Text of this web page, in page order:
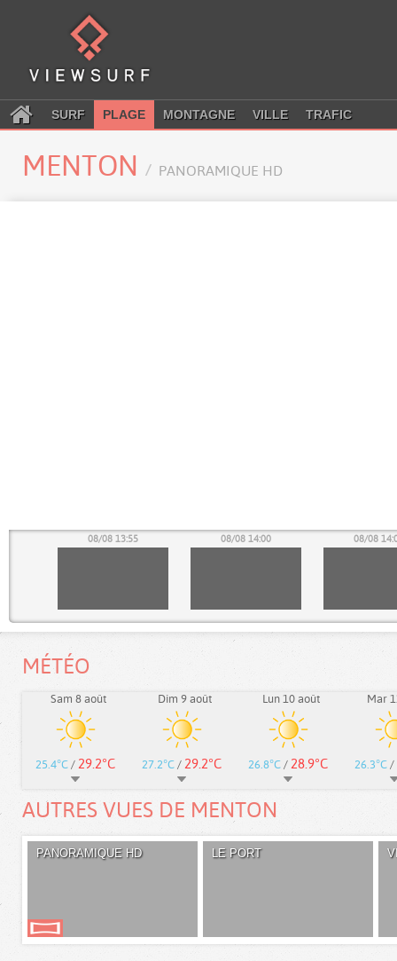
SURF PLAGE MONTAGNE VILLE TRAFIC
MENTON PANORAMIQUE HD
08/08 13:55 08/08 14:00 08/08
MÉTÉO
Sam 8 août
25.4°C / 29.2°C
Dim 9 août
27.2°C / 29.2°C
Lun 10 août
26.8°C / 28.9°C
Mar
26.3°C /
AUTRES VUES DE MENTON
PANORAMIQUE HD LE PORT